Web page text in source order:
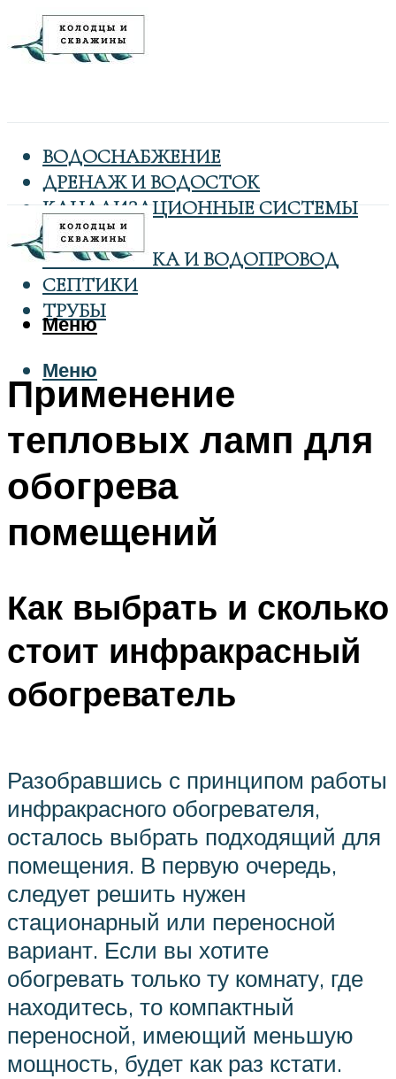
ВОДОСНАБЖЕНИЕ
ДРЕНАЖ И ВОДОСТОК
КАНАЛИЗАЦИОННЫЕ СИСТЕМЫ
КОЛОДЦЫ
САНТЕХНИКА И ВОДОПРОВОД
СЕПТИКИ
ТРУБЫ
Меню
Меню
Применение
тепловых ламп для
обогрева
помещений
Как выбрать и сколько
стоит инфракрасный
обогреватель
Разобравшись с принципом работы
инфракрасного обогревателя,
осталось выбрать подходящий для
помещения. В первую очередь,
следует решить нужен
стационарный или переносной
вариант. Если вы хотите
обогревать только ту комнату, где
находитесь, то компактный
переносной, имеющий меньшую
мощность, будет как раз кстати.